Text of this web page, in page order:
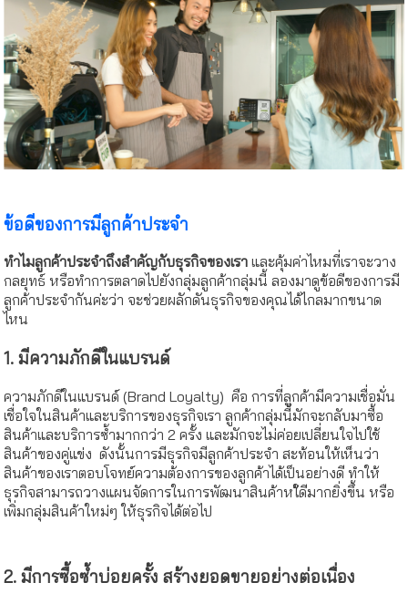
ข้อดีของการมีลูกค้าประจำ
ทำไมลูกค้าประจำถึงสำคัญกับธุรกิจของเรา และคุ้มค่าไหมที่เราจะวาง
กลยุทธ์ หรือทำการตลาดไปยังกลุ่มลูกค้ากลุ่มนี้ ลองมาดูข้อดีของการมี
ลูกค้าประจำกันค่ะว่า จะช่วยผลักดันธุรกิจของคุณได้ไกลมากขนาด
ไหน
1. มีความภักดีในแบรนด์
ความภักดีในแบรนด์ (Brand Loyalty) คือ การที่ลูกค้ามีความเชื่อมั่น
เชื่อใจในสินค้าและบริการของธุรกิจเรา ลูกค้ากลุ่มนี้มักจะกลับมาซื้อ
สินค้าและบริการซ้ำมากกว่า 2 ครั้ง และมักจะไม่ค่อยเปลี่ยนใจไปใช้
สินค้าของคู่แข่ง ดังนั้นการมีธุรกิจมีลูกค้าประจำ สะท้อนให้เห็นว่า
สินค้าของเราตอบโจทย์ความต้องการของลูกค้าได้เป็นอย่างดี ทำให้
ธุรกิจสามารถวางแผนจัดการในการพัฒนาสินค้าหใ้ดีมากยิ่งขึ้น หรือ
เพิ่มกลุ่มสินค้าใหม่ๆ ให้ธุรกิจได้ต่อไป
2. มีการซื้อซ้ำบ่อยครั้ง สร้างยอดขายอย่างต่อเนื่อง